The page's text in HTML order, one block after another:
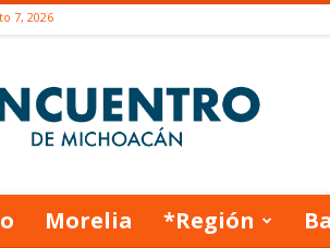
7, 2026
de
Michoacán
Morelia *Región